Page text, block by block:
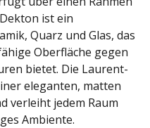
ist ein
Quarz und Glas, das
Oberfläche gegen
bietet. Die Laurent-
eleganten, matten
verleiht jedem Raum
Ambiente.